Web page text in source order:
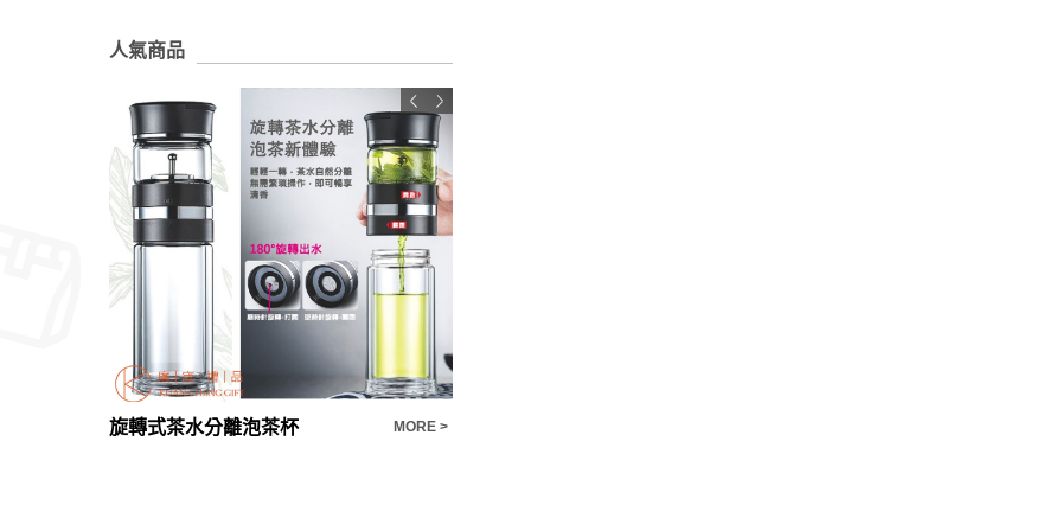
人氣商品
旋轉式茶水分離泡茶杯 MORE >